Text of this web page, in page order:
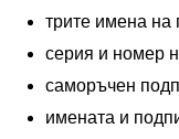
трите имена на
серия и номер
саморъчен
имената и